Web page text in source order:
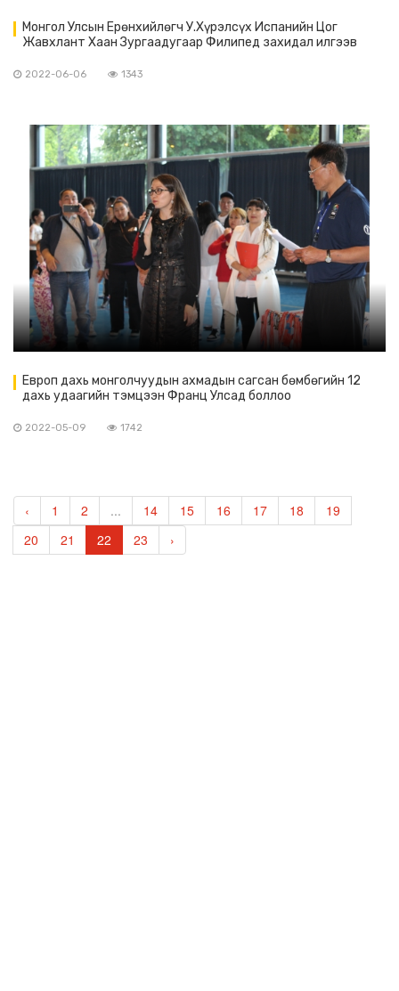
Монгол Улсын Ерөнхийлөгч У.Хүрэлсүх Испанийн Цог
Жавхлант Хаан Зургаадугаар Филипед захидал илгээв
2022-06-06 1343
Европ дахь монголчуудын ахмадын сагсан бөмбөгийн 12
дахь удаагийн тэмцээн Франц Улсад боллоо
2022-05-09 1742
‹ 1 2 ... 14 15 16 17 18
19
20
21 22 23 ›